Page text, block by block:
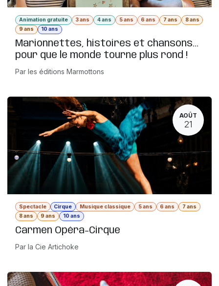
Animation gratuite 3 ans 4 ans 5 ans 6 ans 7 ans
8 ans
9 ans
10 ans
Marionnettes, histoires et chansons...
pour que le monde tourne plus rond !
Par les éditions Marmottons
AOÛT
21
Spectacle Cirque Musique classique 5 ans 6 ans
7 ans
8 ans
9 ans 10 ans
Carmen Opéra-Cirque
Par la Cie Artichoke